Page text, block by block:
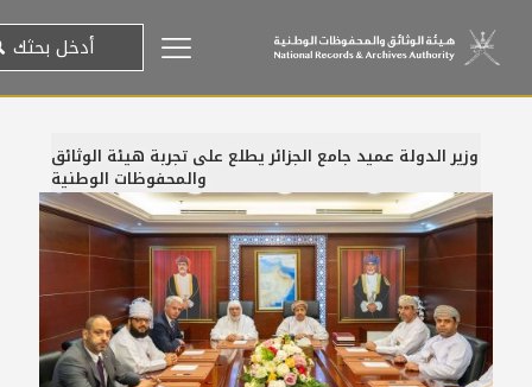
وزير الدولة عميد جامع الجزائر يطلع على تجربة هيئة الوثائق
والمحفوظات الوطنية
12 نوفمبر، 2024